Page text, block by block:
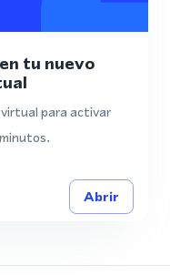
tu nuevo
para activar
Abrir